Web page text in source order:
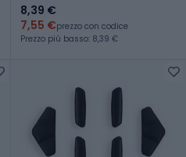
8,39 €
7,55 €prezzo con codice
Prezzo più basso: 8,39 €